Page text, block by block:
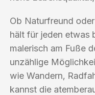
Ob Naturfreund
hält für jeden etwas
malerisch am Fuße
unzählige
wie Wandern,
kannst die